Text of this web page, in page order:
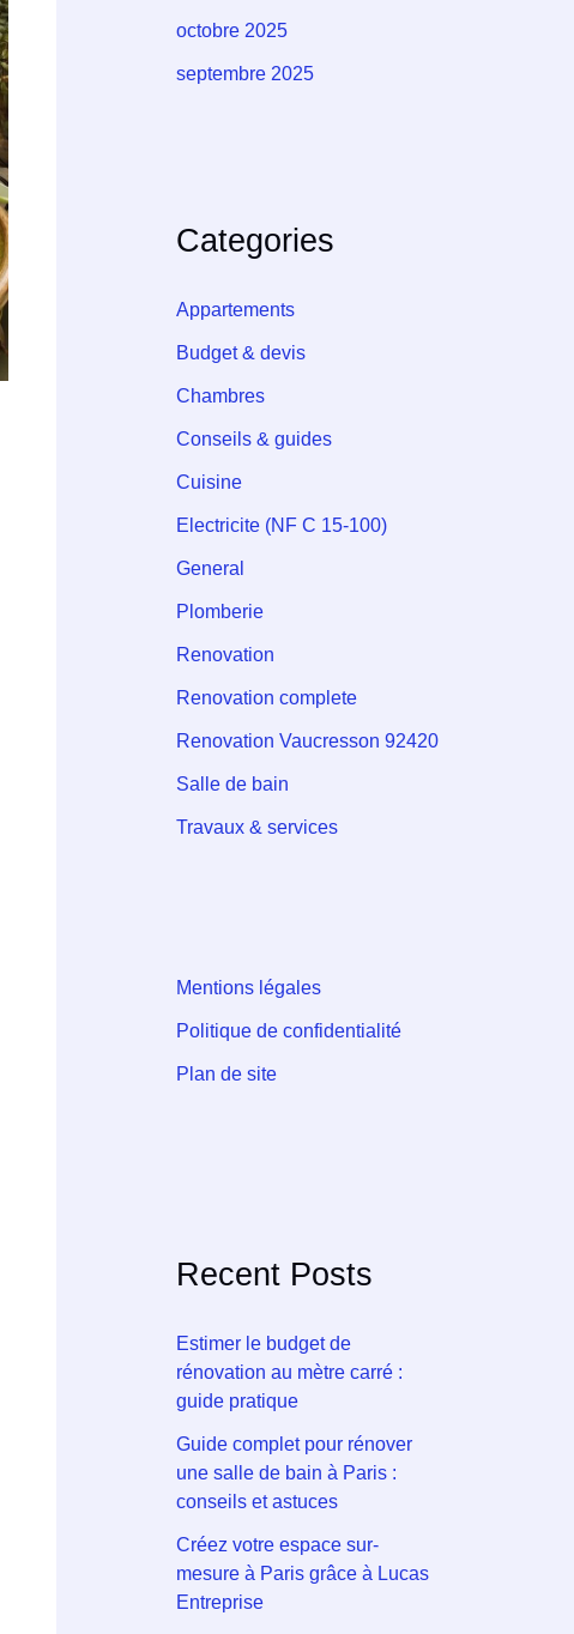
octobre 2025
septembre 2025
Categories
Appartements
Budget & devis
Chambres
Conseils & guides
Cuisine
Electricite (NF C 15-100)
General
Plomberie
Renovation
Renovation complete
Renovation Vaucresson 92420
Salle de bain
Travaux & services
Mentions légales
Politique de confidentialité
Plan de site
Recent Posts
Estimer le budget de
rénovation au mètre carré :
guide pratique
Guide complet pour rénover
une salle de bain à Paris :
conseils et astuces
Créez votre espace sur-
mesure à Paris grâce à Lucas
Entreprise